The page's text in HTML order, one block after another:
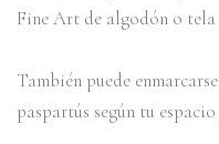
Fine Art de algodón o tela
También puede
paspartús según tu